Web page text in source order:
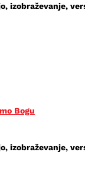
izobraževanje,
Bogu
izobraževanje,